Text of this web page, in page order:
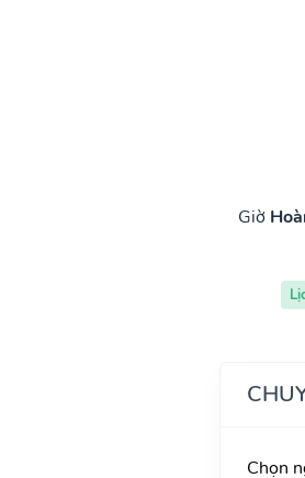
Giờ
Chọn